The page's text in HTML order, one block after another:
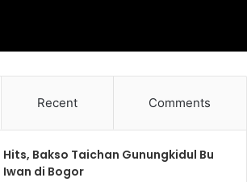
Recent Comments
Hits, Bakso Taichan Gunungkidul Bu
Iwan di Bogor